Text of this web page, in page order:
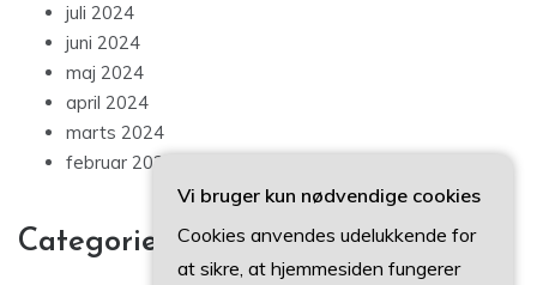
juli 2024
juni 2024
maj 2024
april 2024
marts 2024
februar 2024
Categories
Vi bruger kun nødvendige cookies
Cookies anvendes udelukkende for
at sikre, at hjemmesiden fungerer